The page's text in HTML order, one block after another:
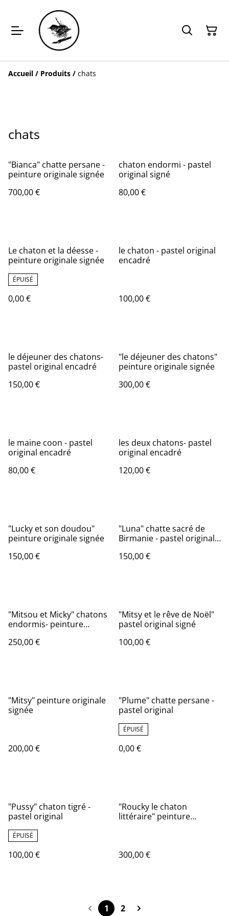
Accueil / Produits / chats
chats
"Bianca" chatte persane -
peinture originale signée
700,00 €
chaton endormi - pastel
original signé
80,00 €
Le chaton et la déesse -
peinture originale signée
ÉPUISÉ
0,00 €
le chaton - pastel original
encadré
100,00 €
le déjeuner des chatons-
pastel original encadré
150,00 €
"le déjeuner des chatons"
peinture originale signée
300,00 €
le maine coon - pastel
original encadré
80,00 €
les deux chatons- pastel
original encadré
120,00 €
"Lucky et son doudou"
peinture originale signée
150,00 €
"Luna" chatte sacré de
Birmanie - pastel original
150,00 €
"Mitsou et Micky" chatons
endormis- peinture
250,00 €
"Mitsy et le rêve de Noël"
pastel original signé
100,00 €
"Mitsy" peinture originale
signée
200,00 €
"Plume" chatte persane -
pastel original
ÉPUISÉ
0,00 €
"Pussy" chaton tigré -
pastel original
ÉPUISÉ
100,00 €
"Roucky le chaton
littéraire" peinture
300,00 €
1 2